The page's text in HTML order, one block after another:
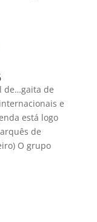
de…gaita de
e
está logo
de
O grupo